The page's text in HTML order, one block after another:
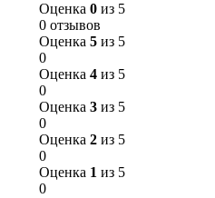
Оценка 0 из 5
0 отзывов
Оценка 5 из 5
0
Оценка 4 из 5
0
Оценка 3 из 5
0
Оценка 2 из 5
0
Оценка 1 из 5
0